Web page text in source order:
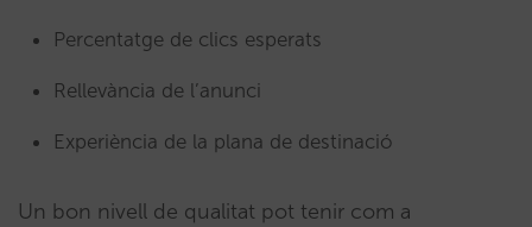
Percentatge de clics esperats
Rellevància de l’anunci
Experiència de la plana de destinació
Un bon nivell de qualitat pot tenir com a